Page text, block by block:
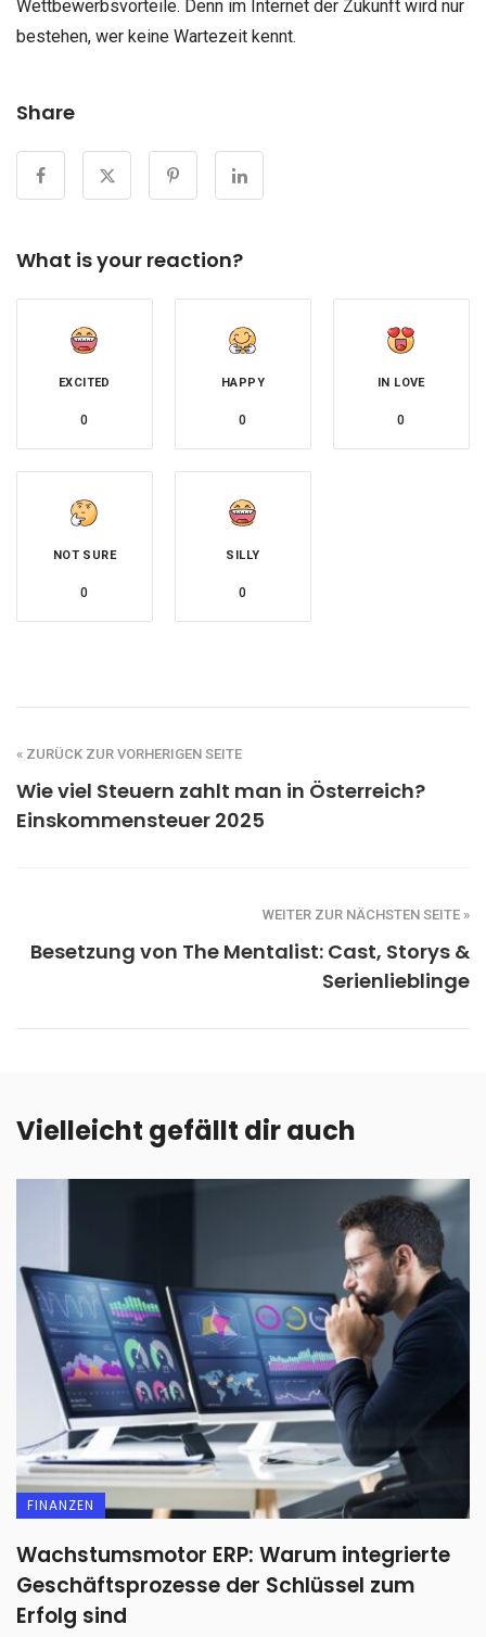
Wettbewerbsvorteile. Denn im Internet der Zukunft wird nur
bestehen, wer keine Wartezeit kennt.
Share
What is your reaction?
EXCITED
0
HAPPY
0
IN LOVE
0
NOT SURE
0
SILLY
0
« ZURÜCK ZUR VORHERIGEN SEITE
Wie viel Steuern zahlt man in Österreich?
Einskommensteuer 2025
WEITER ZUR NÄCHSTEN SEITE »
Besetzung von The Mentalist: Cast, Storys &
Serienlieblinge
Vielleicht gefällt dir auch
FINANZEN
Wachstumsmotor ERP: Warum integrierte
Geschäftsprozesse der Schlüssel zum
Erfolg sind